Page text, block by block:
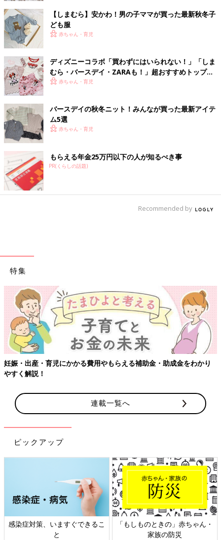
【しまむら】安かわ！男の子ママが買った最新秋冬子
ども服
赤ちゃん・育児
ディズニーコラボ「買わずにはいられない！」「しま
むら・バースデイ・ZARAも！」超おすすめトップス
5選赤ちゃん・育児
バースデイの秋冬ニット！みんなが買った最新アイテ
ム5選
赤ちゃん・育児
もらえる年金25万円以下の人が知るべき事
PR(くらしの話題)
Recommended by
特集
妊娠・出産・育児にかかる費用やもらえる補助金・助成金をわかり
やすく解説！
連載一覧へ
ピックアップ
感染症対策、いますぐできるこ
と
「もしものときの」赤ちゃん・
家族の防災